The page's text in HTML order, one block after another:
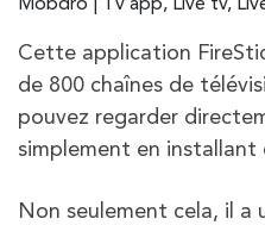
Cette application
de 800 chaînes de
pouvez regarder
simplement en
Non seulement cela, il a